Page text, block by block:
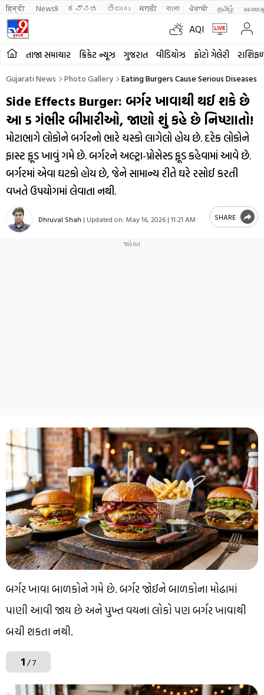
हिन्दी News9 ಕನ್ನಡ తెలుగు मराठी বাংলা ਪੰਜਾਬੀ தமிழ்
AQI
તાજા સમાચાર ક્રિકેટ ન્યૂઝ ગુજરાત વીડિયોઝ ફોટો ગેલેરી
Gujarati News Photo Gallery Eating Burgers Cause Serious Diseases
Side Effects Burger: બર્ગર ખાવાથી થઈ શકે છે
આ 5 ગંભીર બીમારીઓ, જાણો શું કહે છે નિષ્ણાતો!
મોટાભાગે લોકોને બર્ગરનો ભારે ચસ્કો લાગેલો હોય છે. દરેક લોકોને
ફાસ્ટ ફૂડ ખાવું ગમે છે. બર્ગરને અલ્ટ્રા-પ્રોસેસ્ડ ફૂડ કહેવામાં આવે છે.
બર્ગરમાં એવા ઘટકો હોય છે, જેને સામાન્ય રીતે ઘરે રસોઈ કરતી
વખતે ઉપયોગમાં લેવાતા નથી.
Dhruval Shah | Updated on: May 16, 2026 | 11:21 AM SHARE
બર્ગર ખાવા બાળકોને ગમે છે. બર્ગર જોઈને બાળકોના મોઢામાં
પાણી આવી જાય છે અને પુખ્ત વયના લોકો પણ બર્ગર ખાવાથી
બચી શકતા નથી.
1/ 7